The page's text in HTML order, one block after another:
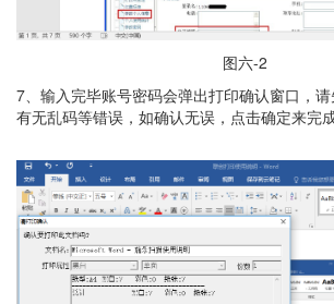
图六-2
7、输入完毕账号密码会弹出打印确认窗口，
有无乱码等错误，如确认无误，点击确定来完